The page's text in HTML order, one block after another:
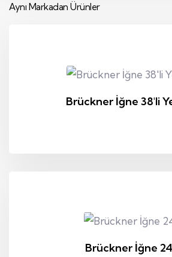
Aynı Markadan Ürünler
Brückner İğne 38'li
Brückner İğne